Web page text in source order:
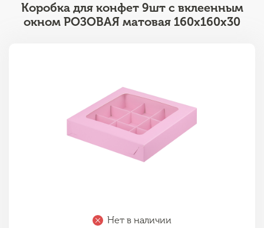
Коробка для конфет 9шт с вклеенным
окном РОЗОВАЯ матовая 160х160х30
Нет в наличии